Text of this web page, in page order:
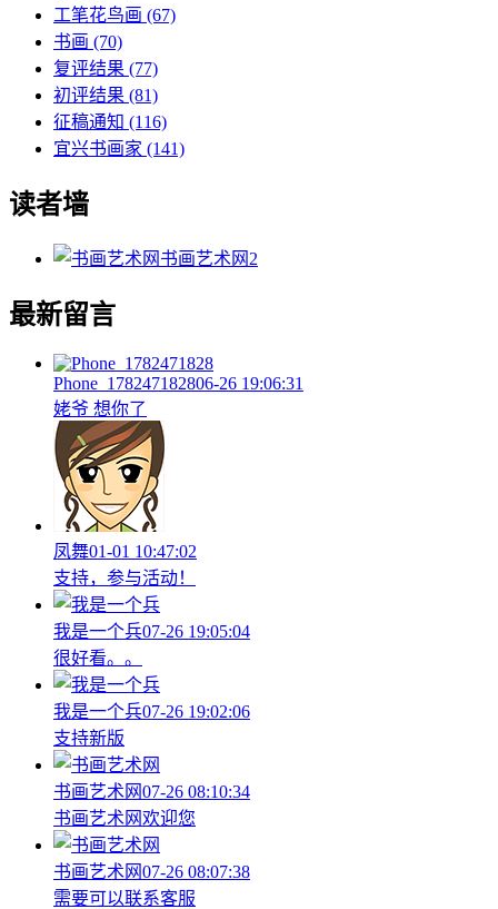
工笔花鸟画 (67)
书画 (70)
复评结果 (77)
初评结果 (81)
征稿通知 (116)
宜兴书画家 (141)
读者墙
书画艺术网 2
最新留言
Phone_178247182806-26 19:06:31
姥爷 想你了
凤舞01-01 10:47:02
支持，参与活动！
我是一个兵07-26 19:05:04
很好看。。
我是一个兵07-26 19:02:06
支持新版
书画艺术网07-26 08:10:34
书画艺术网欢迎您
书画艺术网07-26 08:07:38
需要可以联系客服